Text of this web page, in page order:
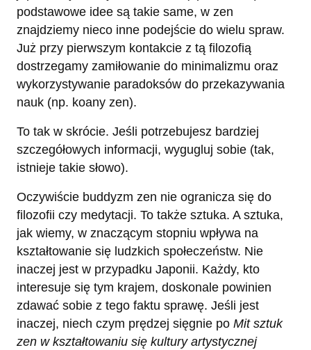
podstawowe idee są takie same, w zen
znajdziemy nieco inne podejście do wielu spraw.
Już przy pierwszym kontakcie z tą filozofią
dostrzegamy zamiłowanie do minimalizmu oraz
wykorzystywanie paradoksów do przekazywania
nauk (np. koany zen).
To tak w skrócie. Jeśli potrzebujesz bardziej
szczegółowych informacji, wygugluj sobie (tak,
istnieje takie słowo).
Oczywiście buddyzm zen nie ogranicza się do
filozofii czy medytacji. To także sztuka. A sztuka,
jak wiemy, w znaczącym stopniu wpływa na
kształtowanie się ludzkich społeczeństw. Nie
inaczej jest w przypadku Japonii. Każdy, kto
interesuje się tym krajem, doskonale powinien
zdawać sobie z tego faktu sprawę. Jeśli jest
inaczej, niech czym prędzej sięgnie po Mit sztuk
zen w kształtowaniu się kultury artystycznej